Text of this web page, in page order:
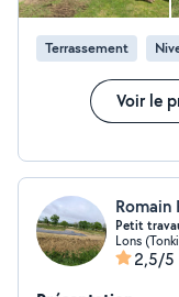
Terrassement
Voir le
Romain
Petit
Lons
2,5/5